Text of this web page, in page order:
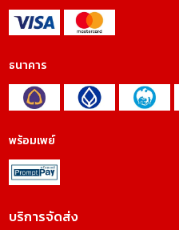
ธนาคาร
พร้อมเพย์
บริการจัดส่ง